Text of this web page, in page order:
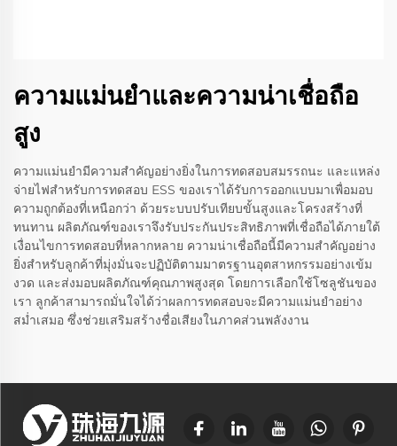
ความแม่นยำและความน่าเชื่อถือ
สูง
ความแม่นยำมีความสำคัญอย่างยิ่งในการทดสอบสมรรถนะ และแหล่ง
จ่ายไฟสำหรับการทดสอบ ESS ของเราได้รับการออกแบบมาเพื่อมอบ
ความถูกต้องที่เหนือกว่า ด้วยระบบปรับเทียบขั้นสูงและโครงสร้างที่
ทนทาน ผลิตภัณฑ์ของเราจึงรับประกันประสิทธิภาพที่เชื่อถือได้ภายใต้
เงื่อนไขการทดสอบที่หลากหลาย ความน่าเชื่อถือนี้มีความสำคัญอย่าง
ยิ่งสำหรับลูกค้าที่มุ่งมั่นจะปฏิบัติตามมาตรฐานอุตสาหกรรมอย่างเข้ม
งวด และส่งมอบผลิตภัณฑ์คุณภาพสูงสุด โดยการเลือกใช้โซลูชันของ
เรา ลูกค้าสามารถมั่นใจได้ว่าผลการทดสอบจะมีความแม่นยำอย่าง
สม่ำเสมอ ซึ่งช่วยเสริมสร้างชื่อเสียงในภาคส่วนพลังงาน